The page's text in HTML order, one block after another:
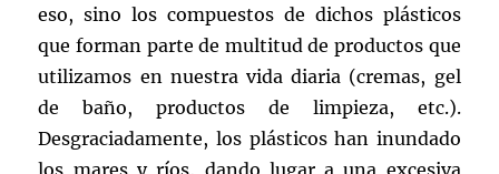
eso, sino los compuestos de dichos plásticos
que forman parte de multitud de productos que
utilizamos en nuestra vida diaria (cremas, gel
de baño, productos de limpieza, etc.).
Desgraciadamente, los plásticos han inundado
los mares y ríos, dando lugar a una excesiva